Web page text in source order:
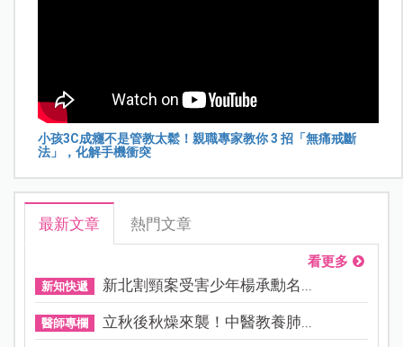
小孩3C成癮不是管教太鬆！親職專家教你 3 招「無痛戒斷
法」，化解手機衝突
最新文章 熱門文章
看更多
新知快遞 新北割頸案受害少年楊承勳名...
醫師專欄 立秋後秋燥來襲！中醫教養肺...